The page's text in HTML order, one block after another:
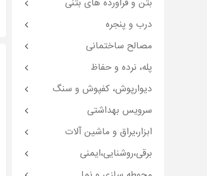
بتن و فراورده های بتنی
درب و پنجره
مصالح ساختمانی
پله، نرده و حفاظ
دیوارپوش، کفپوش و سنگ
سرویس بهداشتی
ابزار،یراق و ماشین آلات
برقی،روشنایی،ایمنی